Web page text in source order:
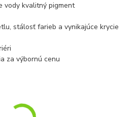
vody kvalitný pigment
stálosť farieb a vynikajúce krycie
za výbornú cenu